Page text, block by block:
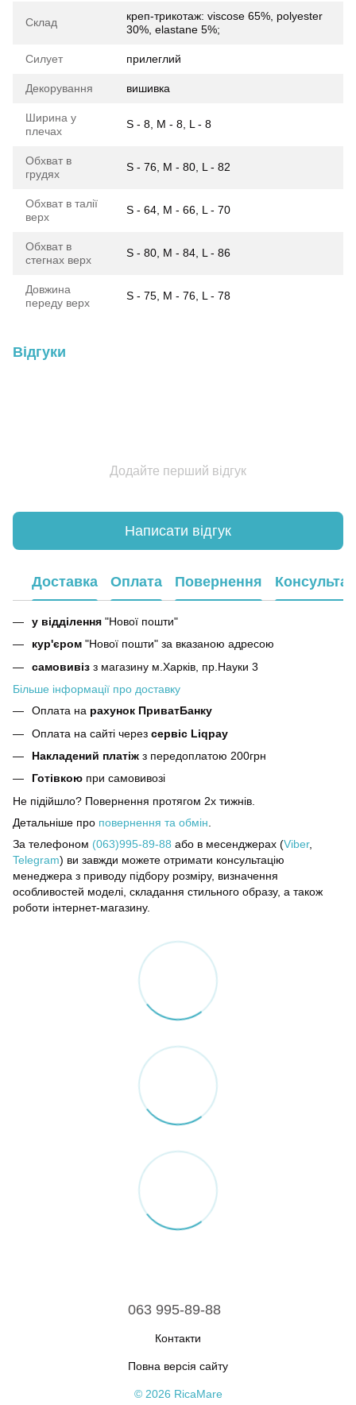
Склад
креп-трикотаж: viscose 65%, polyester
30%, elastane 5%;
Силует прилеглий
Декорування вишивка
Ширина у
плечах
S - 8, M - 8, L - 8
Обхват в
грудях
S - 76, M - 80, L - 82
Обхват в талії
верх
S - 64, M - 66, L - 70
Обхват в
стегнах верх
S - 80, M - 84, L - 86
Довжина
переду верх
S - 75, M - 76, L - 78
Відгуки
Додайте перший відгук
Написати відгук
Доставка Оплата Повернення
у відділення "Нової пошти"
кур'єром "Нової пошти" за вказаною адресою
самовивіз з магазину м.Харків, пр.Науки 3
Більше інформації про доставку
Оплата на рахунок ПриватБанку
Оплата на сайті через сервіс Liqpay
Накладений платіж з передоплатою 200грн
Готівкою при самовивозі
Не підійшло? Повернення протягом 2х тижнів.
Детальніше про повернення та обмін
За телефоном (063)995-89-88 або в месенджерах (Viber,
Telegram) ви завжди можете отримати консультацію
менеджера з приводу підбору розміру, визначення
особливостей моделі, складання стильного образу, а також
роботи інтернет-магазину.
063 995-89-88
Контакти
Повна версія сайту
© 2026 RicaMare